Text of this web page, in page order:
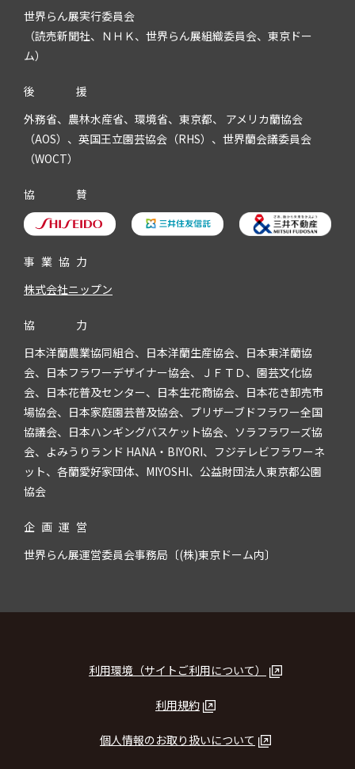
世界らん展実行委員会
（読売新聞社、ＮＨＫ、世界らん展組織委員会、東京ドー
ム）
後
援
外務省、農林水産省、環境省、東京都、 アメリカ蘭協会
（AOS）、英国王立園芸協会（RHS）、世界蘭会議委員会
（WOCT）
協 賛
事 業 協 力
株式会社ニップン
協
力
日本洋蘭農業協同組合、日本洋蘭生産協会、日本東洋蘭協
会、日本フラワーデザイナー協会、ＪＦＴＤ、園芸文化協
会、日本花普及センター、日本生花商協会、日本花き卸売市
場協会、日本家庭園芸普及協会、プリザーブドフラワー全国
協議会、日本ハンギングバスケット協会、ソラフラワーズ協
会、よみうりランド HANA・BIYORI、フジテレビフラワーネ
ット、各蘭愛好家団体、MIYOSHI、公益財団法人東京都公園
協会
企 画 運 営
世界らん展運営委員会事務局〔(株)東京ドーム内〕
利用環境（サイトご利用について）
利用規約
個人情報のお取り扱いについて